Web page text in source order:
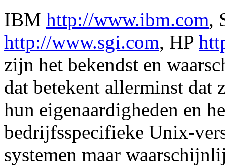
IBM http://www.ibm.com,
http://www.sgi.com, HP
zijn het bekendst en
dat betekent allerminst dat
hun eigenaardigheden en
bedrijfsspecifieke Unix-
systemen maar